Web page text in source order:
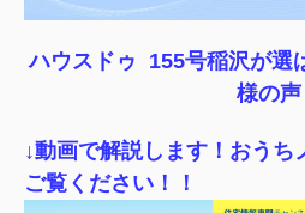
ハウスドゥ 155号稲沢が選
様の声
↓動画で解説します！おうち
ご覧ください！！